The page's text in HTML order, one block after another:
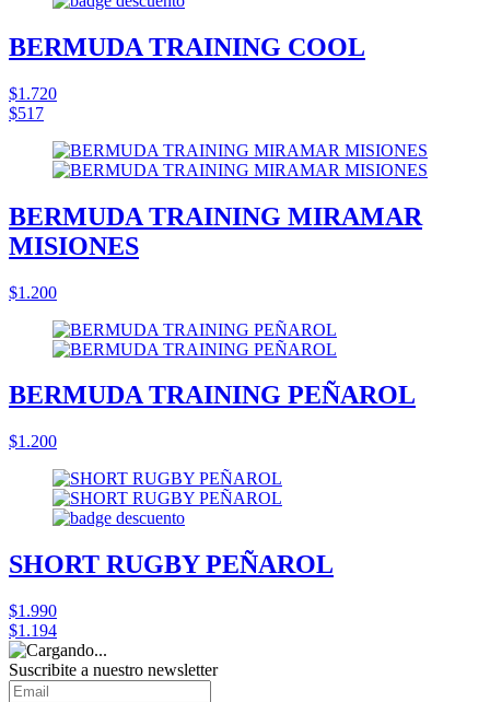
BERMUDA TRAINING COOL
$1.720
$517
BERMUDA TRAINING MIRAMAR
MISIONES
$1.200
BERMUDA TRAINING PEÑAROL
$1.200
SHORT RUGBY PEÑAROL
$1.990
$1.194
Suscribite a nuestro newsletter